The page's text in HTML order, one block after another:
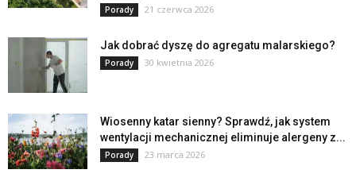
Porady 21 czerwca 2026
Jak dobrać dyszę do agregatu malarskiego?
Porady 30 kwietnia 2026
Wiosenny katar sienny? Sprawdź, jak system
wentylacji mechanicznej eliminuje alergeny z...
Porady 23 marca 2026